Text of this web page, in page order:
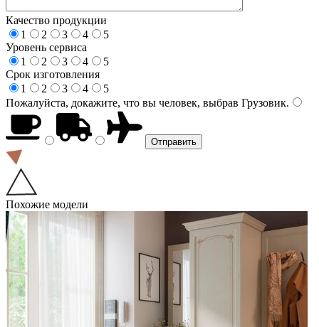
Качество продукции
1
2 3 4
5
Уровень сервиса
1
2 3 4
5
Срок изготовления
1
2 3 4
5
Пожалуйста, докажите, что вы человек, выбрав Грузовик.
Похожие модели